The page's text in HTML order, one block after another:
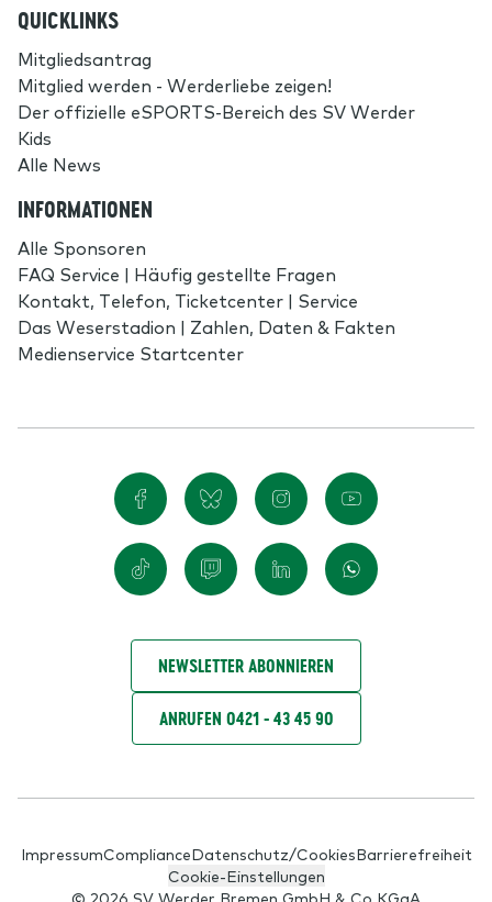
QUICKLINKS
Mitgliedsantrag
Mitglied werden - Werderliebe zeigen!
Der offizielle eSPORTS-Bereich des SV Werder
Kids
Alle News
INFORMATIONEN
Alle Sponsoren
FAQ Service | Häufig gestellte Fragen
Kontakt, Telefon, Ticketcenter | Service
Das Weserstadion | Zahlen, Daten & Fakten
Medienservice Startcenter
NEWSLETTER ABONNIEREN
ANRUFEN 0421 - 43 45 90
ImpressumComplianceDatenschutz/CookiesBarrierefreiheit
Cookie-Einstellungen
© 2026 SV Werder Bremen GmbH & Co KGaA